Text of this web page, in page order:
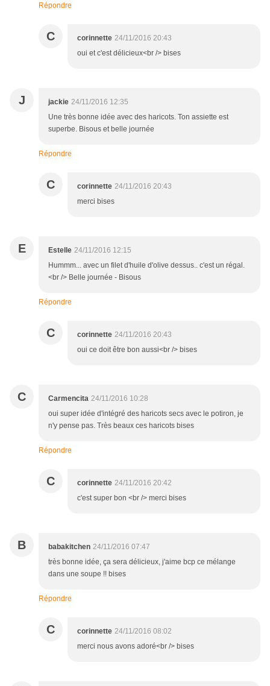
Répondre
C corinnette 24/11/2016 20:43
oui et c'est délicieux<br /> bises
J jackie 24/11/2016 12:35
Une très bonne idée avec des haricots. Ton assiette est
superbe. Bisous et belle journée
Répondre
C corinnette 24/11/2016 20:43
merci bises
E Estelle 24/11/2016 12:15
Hummm... avec un filet d'huile d'olive dessus.. c'est un régal.
<br /> Belle journée - Bisous
Répondre
C corinnette 24/11/2016 20:43
oui ce doit être bon aussi<br /> bises
C Carmencita 24/11/2016 10:28
oui super idée d'intégré des haricots secs avec le potiron, je
n'y pense pas. Très beaux ces haricots bises
Répondre
C corinnette 24/11/2016 20:42
c'est super bon <br /> merci bises
B babakitchen 24/11/2016 07:47
très bonne idée, ça sera délicieux, j'aime bcp ce mélange
dans une soupe !! bises
Répondre
C corinnette 24/11/2016 08:02
merci nous avons adoré<br /> bises